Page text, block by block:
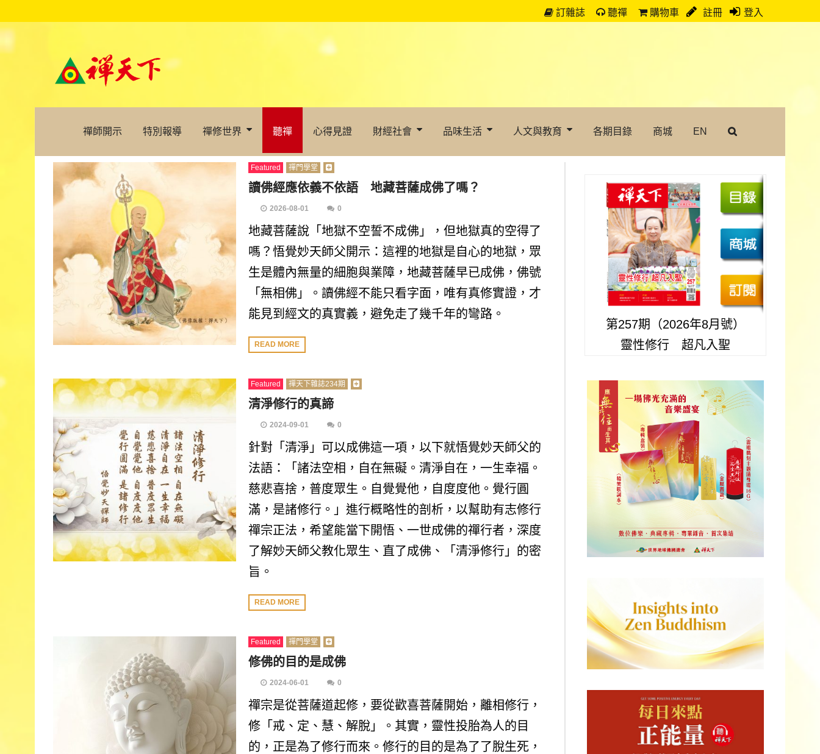
訂雜誌 聽禪 購物車 註冊 登入
禪師開示 特別報導 禪修世界 聽禪 心得見證 財經社會 品味生活 人文與教育 各期目錄 商城 EN
Featured 禪門學堂
讀佛經應依義不依語 地藏菩薩成佛了嗎？
2026-08-01 0
地藏菩薩說「地獄不空誓不成佛」，但地獄真的空得了
嗎？悟覺妙天師父開示：這裡的地獄是自心的地獄，眾
生是體內無量的細胞與業障，地藏菩薩早已成佛，佛號
「無相佛」。讀佛經不能只看字面，唯有真修實證，才
能見到經文的真實義，避免走了幾千年的彎路。
READ MORE
Featured 禪天下雜誌234期
清淨修行的真諦
2024-09-01 0
針對「清淨」可以成佛這一項，以下就悟覺妙天師父的
法語：「諸法空相，自在無礙。清淨自在，一生幸福。
慈悲喜捨，普度眾生。自覺覺他，自度度他。覺行圓
滿，是諸修行。」進行概略性的剖析，以幫助有志修行
禪宗正法，希望能當下開悟、一世成佛的禪行者，深度
了解妙天師父教化眾生、直了成佛、「清淨修行」的密
旨。
READ MORE
Featured 禪門學堂
修佛的目的是成佛
2024-06-01 0
禪宗是從菩薩道起修，要從歡喜菩薩開始，離相修行，
修「戒、定、慧、解脫」。其實，靈性投胎為人的目
的，正是為了修行而來。修行的目的是為了了脫生死，
第257期（2026年8月號）
靈性修行 超凡入聖